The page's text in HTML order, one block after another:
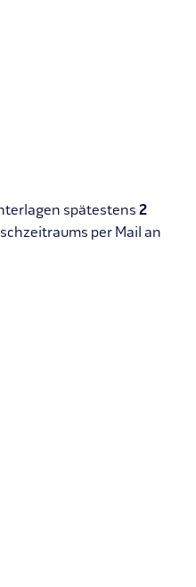
spätestens2
per Mail an